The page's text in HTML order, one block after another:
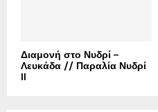
Διαμονή στο Νυδρί –
Λευκάδα // Παραλία Νυδρί
II